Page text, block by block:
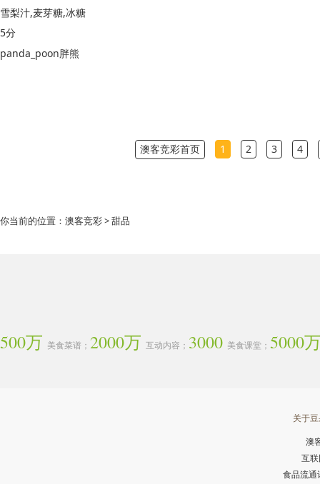
雪梨汁,麦芽糖,冰糖
5分
panda_poon胖熊
澳客竞彩首页 1 2 3 4
你当前的位置： 澳客竞彩> 甜品
500万 美食菜谱； 2000万 互动内容； 3000 美食课堂； 5000
关于
澳
互
食品流